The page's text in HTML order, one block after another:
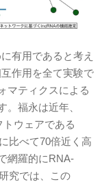
有用であると考え
作用を全て実験で
マティクスによる
福永は近年、
ウェアである
比べて70倍近く高
網羅的にRNA-
究では、この